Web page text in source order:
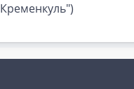
Кременкуль")